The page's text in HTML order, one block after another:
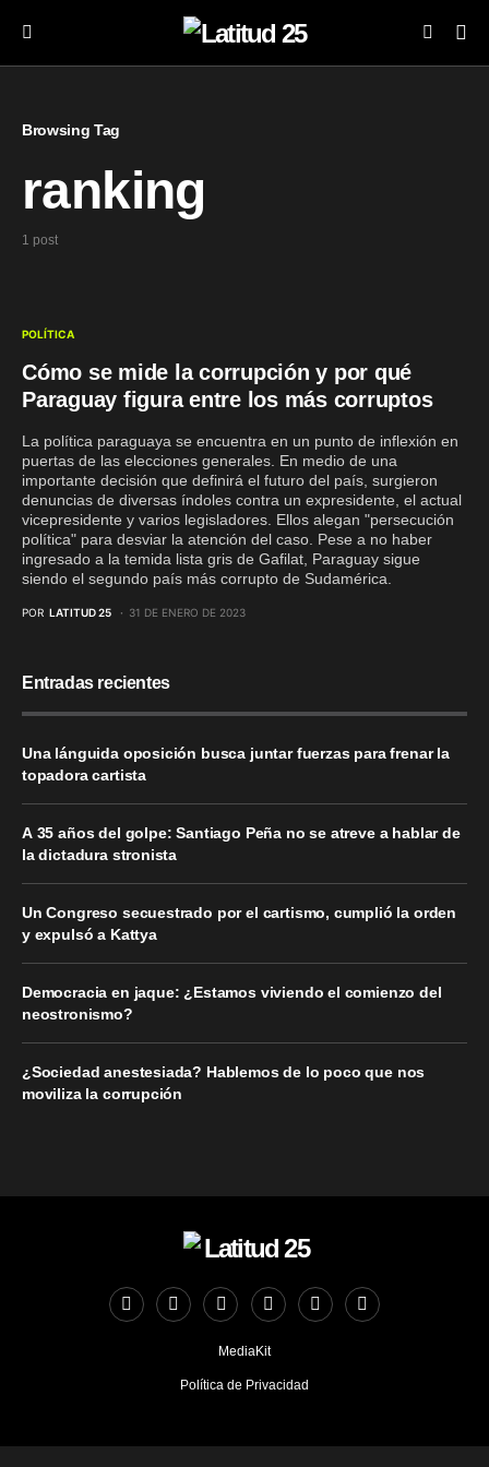
Browsing Tag
ranking
1 post
POLÍTICA
Cómo se mide la corrupción y por qué
Paraguay figura entre los más corruptos
La política paraguaya se encuentra en un punto de inflexión en
puertas de las elecciones generales. En medio de una
importante decisión que definirá el futuro del país, surgieron
denuncias de diversas índoles contra un expresidente, el actual
vicepresidente y varios legisladores. Ellos alegan "persecución
política" para desviar la atención del caso. Pese a no haber
ingresado a la temida lista gris de Gafilat, Paraguay sigue
siendo el segundo país más corrupto de Sudamérica.
POR LATITUD 25 31 DE ENERO DE 2023
Entradas recientes
Una lánguida oposición busca juntar fuerzas para frenar la
topadora cartista
A 35 años del golpe: Santiago Peña no se atreve a hablar de
la dictadura stronista
Un Congreso secuestrado por el cartismo, cumplió la orden
y expulsó a Kattya
Democracia en jaque: ¿Estamos viviendo el comienzo del
neostronismo?
¿Sociedad anestesiada? Hablemos de lo poco que nos
moviliza la corrupción
MediaKit
Política de Privacidad